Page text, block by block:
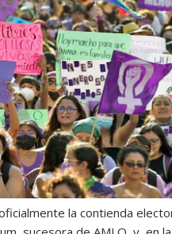
la contienda